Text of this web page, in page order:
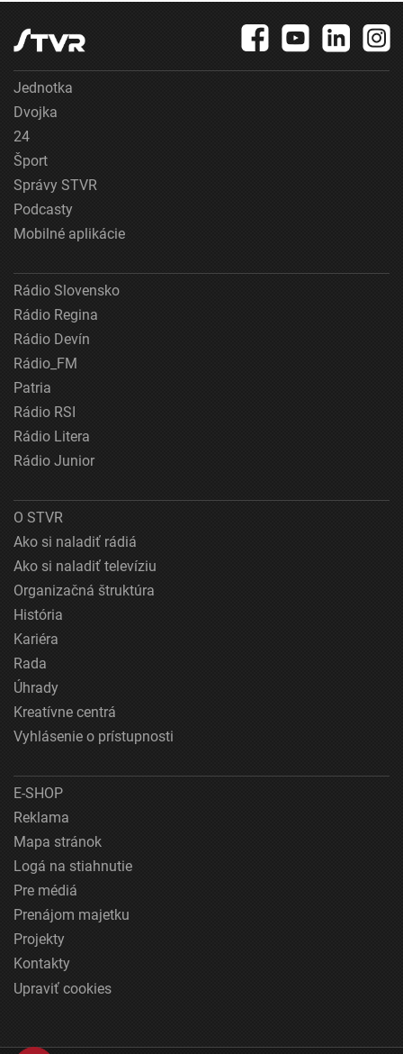
Jednotka
Dvojka
24
Šport
Správy STVR
Podcasty
Mobilné aplikácie
Rádio Slovensko
Rádio Regina
Rádio Devín
Rádio_FM
Patria
Rádio RSI
Rádio Litera
Rádio Junior
O STVR
Ako si naladiť rádiá
Ako si naladiť televíziu
Organizačná štruktúra
História
Kariéra
Rada
Úhrady
Kreatívne centrá
Vyhlásenie o prístupnosti
E-SHOP
Reklama
Mapa stránok
Logá na stiahnutie
Pre médiá
Prenájom majetku
Projekty
Kontakty
Upraviť cookies